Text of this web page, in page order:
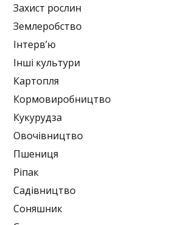
Захист рослин
Землеробство
Інтерв’ю
Інші культури
Картопля
Кормовиробництво
Кукурудза
Овочівництво
Пшениця
Ріпак
Садівництво
Соняшник